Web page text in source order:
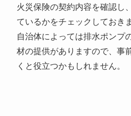
火災保険の契約内容を確認し
ているかをチェックしておき
自治体によっては排水ポンプ
材の提供がありますので、事
くと役立つかもしれません。